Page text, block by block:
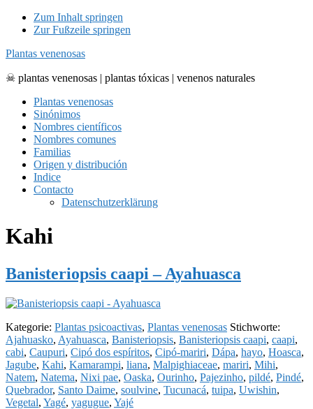
Zum Inhalt springen
Zur Fußzeile springen
Plantas venenosas
☠ plantas venenosas | plantas tóxicas | venenos naturales
Plantas venenosas
Sinónimos
Nombres científicos
Nombres comunes
Familias
Origen y distribución
Indice
Contacto
Datenschutzerklärung
Kahi
Banisteriopsis caapi – Ayahuasca
Kategorie: Plantas psicoactivas, Plantas venenosas Stichworte:
Ajahuasko, Ayahuasca, Banisteriopsis, Banisteriopsis caapi, caapi,
cabi, Caupuri, Cipó dos espíritos, Cipó-mariri, Dápa, hayo, Hoasca,
Jagube, Kahi, Kamarampi, liana, Malpighiaceae, mariri, Mihi,
Natem, Natema, Nixi pae, Oaska, Ourinho, Pajezinho, pildé, Pindé,
Quebrador, Santo Daime, soulvine, Tucunacá, tuipa, Uwishin,
Vegetal, Yagé, yagugue, Yajé